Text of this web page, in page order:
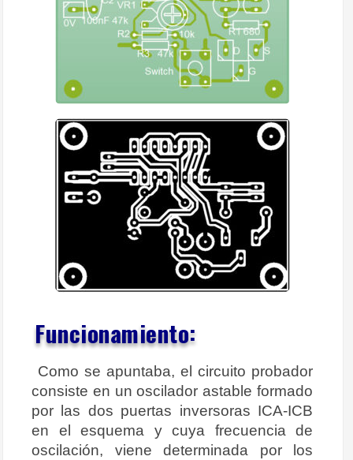
Funcionamiento:
Como se apuntaba, el circuito probador
consiste en un oscilador astable formado
por las dos puertas inversoras ICA-ICB
en el esquema y cuya frecuencia de
oscilación, viene determinada por los